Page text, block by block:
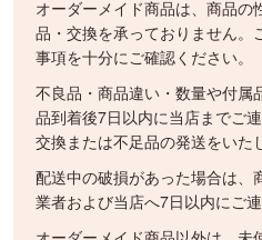
オーダーメイド商品は、商品の
品・交換を承っておりません。
事項を十分にご確認ください。
不良品・商品違い・数量や付属
品到着後7日以内に当店までご
交換または不足品の発送をいた
配送中の破損があった場合は、
業者および当店へ7日以内にご連